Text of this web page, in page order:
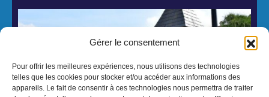
Gérer le consentement
Pour offrir les meilleures expériences, nous utilisons des technologies
telles que les cookies pour stocker et/ou accéder aux informations des
appareils. Le fait de consentir à ces technologies nous permettra de traiter